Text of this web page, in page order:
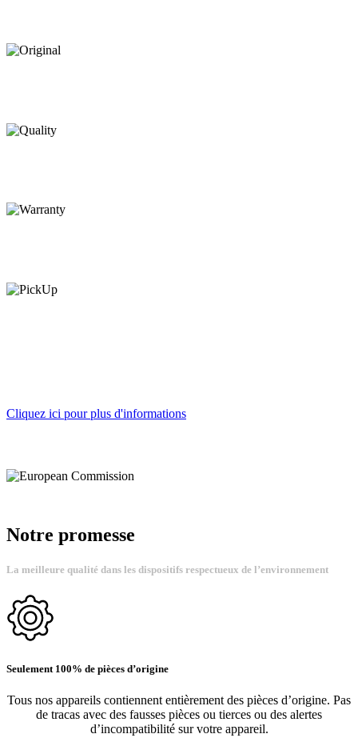
Cliquez ici pour plus d'informations
Notre promesse
La meilleure qualité dans les dispositifs respectueux de l’environnement
Seulement 100% de pièces d’origine
Tous nos appareils contiennent entièrement des pièces d’origine. Pas
de tracas avec des fausses pièces ou tierces ou des alertes
d’incompatibilité sur votre appareil.